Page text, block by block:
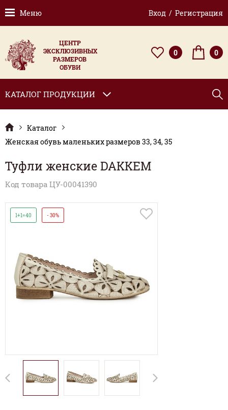
Меню Вход / Регистрация
ЦЕНТР
ЭКСКЛЮЗИВНЫХ
РАЗМЕРОВ
ОБУВИ
0 0
КАТАЛОГ ПРОДУКЦИИ
Каталог
Женская обувь маленьких размеров 33, 34, 35
Туфли женские DAKKEM
Код товара ЦУ-00041390
1+1=40 - 30%